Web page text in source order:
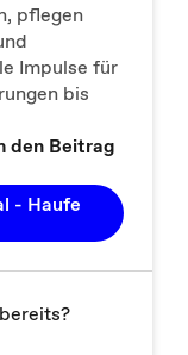
pflegen
Impulse für
bis
den Beitrag
- Haufe